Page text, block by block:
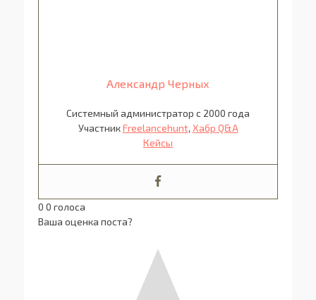
Александр Черных
Системный администратор с 2000 года
УчастникFreelancehunt, Хабр Q&A
Кейсы
0 0 голоса
Ваша оценка поста?